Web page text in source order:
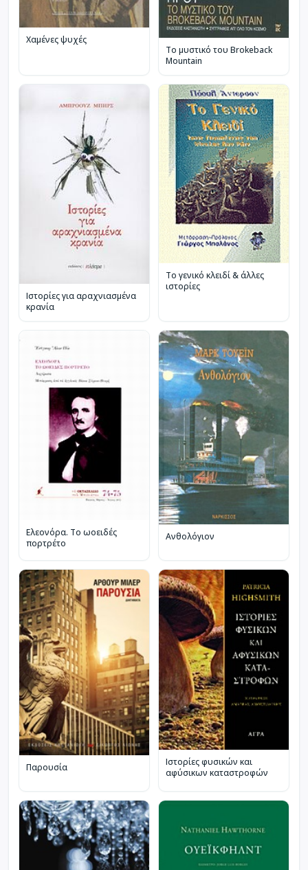
Χαμένες ψυχές
Το μυστικό του Brokeback
Mountain
Ιστορίες για αραχνιασμένα
κρανία
Το γενικό κλειδί & άλλες
ιστορίες
Ελεονόρα. Το ωοειδές
πορτρέτο
Ανθολόγιον
Παρουσία
Ιστορίες φυσικών και
αφύσικων καταστροφών